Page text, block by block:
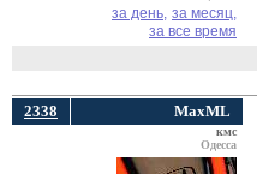
за день, за месяц,
за все время
2338 MaxML
кмс
Одесса